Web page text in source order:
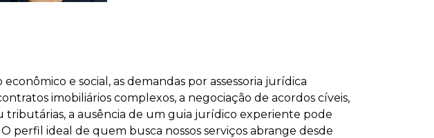
e social, as demandas por assessoria jurídica
imobiliários complexos, a negociação de acordos cíveis,
tributárias, a ausência de um guia jurídico experiente pode
ideal de quem busca nossos serviços abrange desde